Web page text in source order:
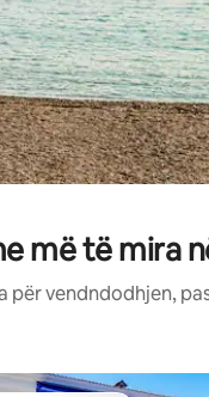
më të mira
vendndodhjen,